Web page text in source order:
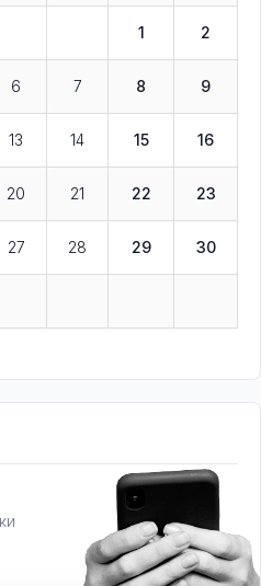
1 2
6 7 8 9
13 14 15 16
20 21 22 23
27 28 29 30